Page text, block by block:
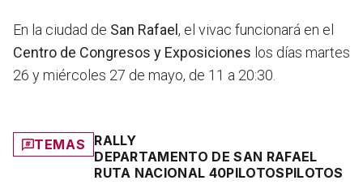
En la ciudad de San Rafael , el vivac funcionará en el
Centro de Congresos y Exposiciones los días martes
26 y miércoles 27 de mayo, de 11 a 20:30.
TEMAS
RALLY
DEPARTAMENTO DE SAN RAFAEL
RUTA NACIONAL 40PILOTOSPILOTOS